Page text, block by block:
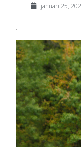
januari 25,